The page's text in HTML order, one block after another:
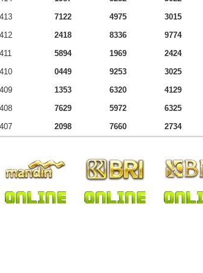
7122 4975
3015
2418 8336
9774
5894 1969
2424
0449 9253
3025
1353 6320
4129
7629 5972
6325
2098 7660 2734